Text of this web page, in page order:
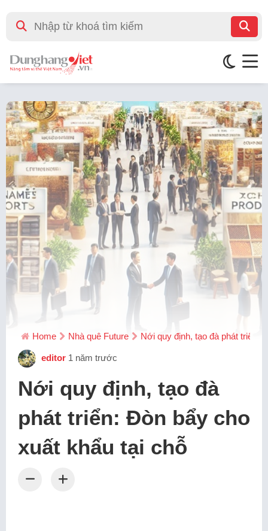
Home Nhà quê Future Nới quy định, tạo đà phát triển:
editor 1 năm trước
Nới quy định, tạo đà
phát triển: Đòn bẩy cho
xuất khẩu tại chỗ